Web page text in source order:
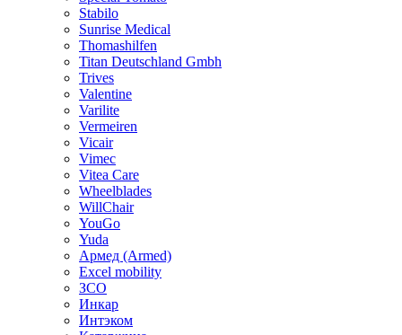
Stabilo
Sunrise Medical
Thomashilfen
Titan Deutschland Gmbh
Trives
Valentine
Varilite
Vermeiren
Vicair
Vimec
Vitea Care
Wheelblades
WillChair
YouGo
Yuda
Армед (Armed)
Еxcel mobility
ЗСО
Инкар
Интэком